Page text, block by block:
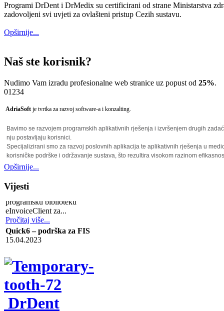
Programi DrDent i DrMedix su certificirani od strane Ministarstva
zadovoljeni svi uvjeti za ovlašteni pristup Cezih sustavu.
Opširnije...
Naš ste korisnik?
Nudimo Vam izradu profesionalne web stranice uz popust od 25%.
Razvoj programa
Svoja rješenja prilagođavamo potrebama krajnjeg korisnika.
Oprema
Obratite nam se s povjerenjem.
Opširnije...
01 234
AdriaSoft je tvrtka za razvoj software-a i konzalting.
Bavimo se razvojem programskih aplikativnih rješenja i izvršenjem drugih
nju postavljaju korisnici.
Specijalizirani smo za razvoj poslovnih aplikacija te aplikativnih rješenja u
korisničke podrške i održavanje sustava, što rezultira visokom razinom
Opširnije...
Vijesti
eInvoiceClient programska
biblioteka
Tvrtka AdriaSoft razvila je
eInvoiceClient za...
Pročitaj više...
Quick6 – podrška za FIS
15.04.2023
U programskom paketu Quick6 u
Pročitaj više...
Prodajna akcija DrDent –
ordinacije dentalne medicine
30.04.2020
Od 30.04.2020 za ordinacije
DrDent